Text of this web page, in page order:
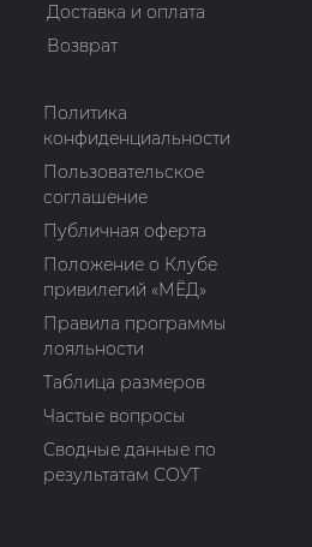
Доставка и оплата
Возврат
Политика
конфиденциальности
Пользовательское
соглашение
Публичная оферта
Положение о Клубе
привилегий «МЁД»
Правила программы
лояльности
Таблица размеров
Частые вопросы
Сводные данные по
результатам СОУТ